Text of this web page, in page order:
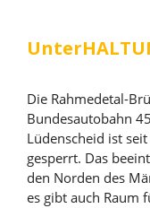
Die Rahmedetal-
Bundesautobahn
Lüdenscheid ist
gesperrt. Das
den Norden des
es gibt auch Raum